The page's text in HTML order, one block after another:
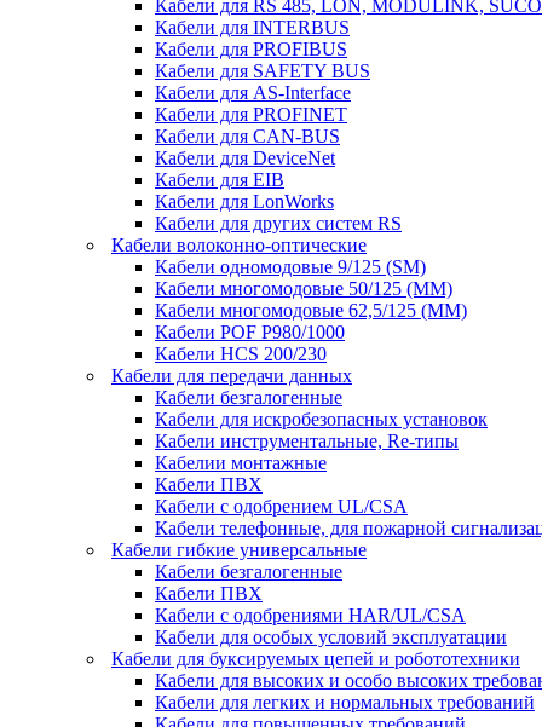
Кабели для RS 485, LON, MODULINK,
Кабели для INTERBUS
Кабели для PROFIBUS
Кабели для SAFETY BUS
Кабели для AS-Interface
Кабели для PROFINET
Кабели для CAN-BUS
Кабели для DeviceNet
Кабели для EIB
Кабели для LonWorks
Кабели для других систем RS
Кабели волоконно-оптические
Кабели одномодовые 9/125 (SM)
Кабели многомодовые 50/125 (ММ)
Кабели многомодовые 62,5/125 (ММ)
Кабели POF P980/1000
Кабели HCS 200/230
Кабели для передачи данных
Кабели безгалогенные
Кабели для искробезопасных установок
Кабели инструментальные, Re-типы
Кабелии монтажные
Кабели ПВХ
Кабели с одобрением UL/CSA
Кабели телефонные, для пожарной
Кабели гибкие универсальные
Кабели безгалогенные
Кабели ПВХ
Кабели с одобрениями HAR/UL/CSA
Кабели для особых условий эксплуатации
Кабели для буксируемых цепей и робототехники
Кабели для высоких и особо высоких
Кабели для легких и нормальных требований